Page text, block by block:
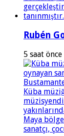
Rubén
5 saat önce